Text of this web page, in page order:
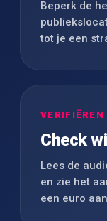
Beperk de
tot je een
VERIFIËREN
Check
Lees de
en zie het
een euro